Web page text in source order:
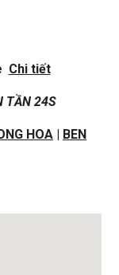
Chi tiết
TẦN 24S
HOA | BEN